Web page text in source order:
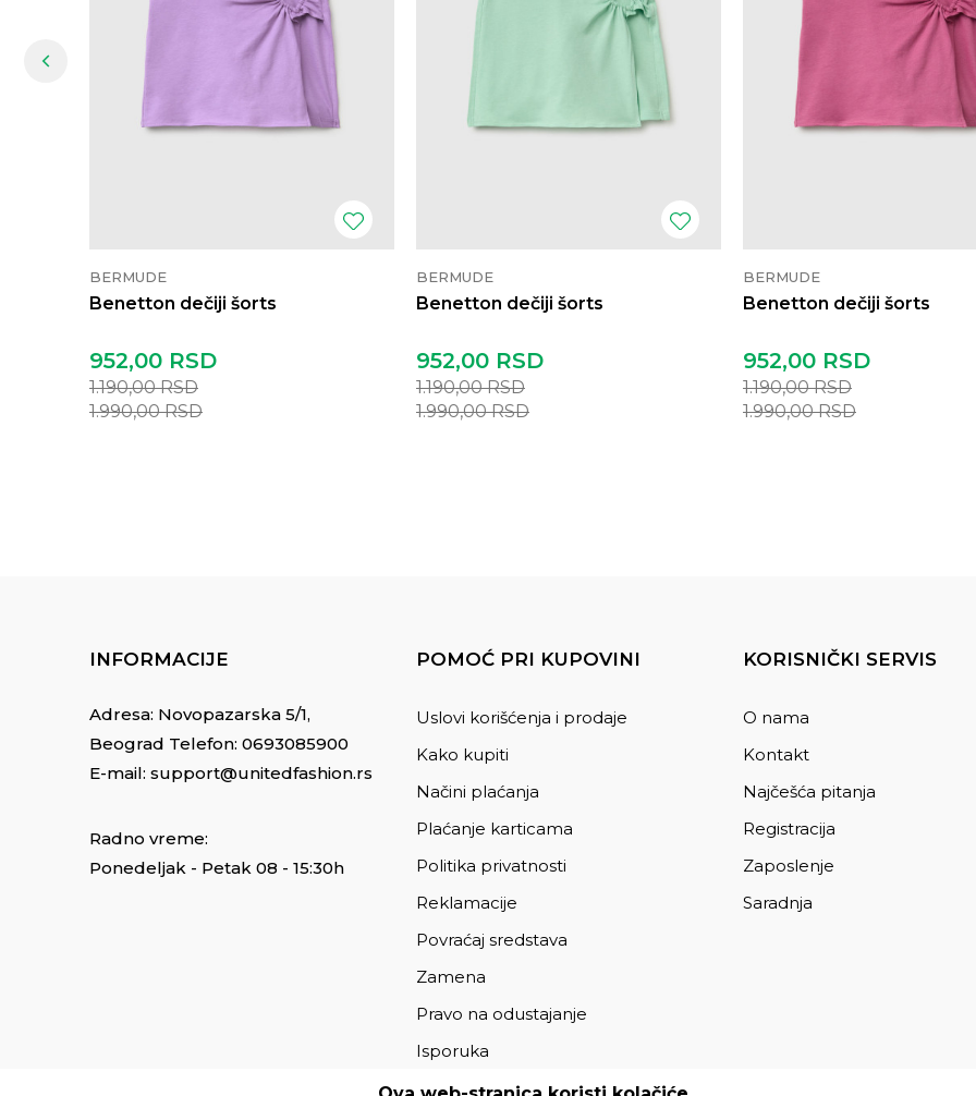
BERMUDE
Benetton dečiji šorts
952,00 RSD
1.190,00RSD
1.990,00RSD
BERMUDE
Benetton dečiji šorts
952,00 RSD
1.190,00RSD
1.990,00RSD
BERMUDE
Benetton dečiji šorts
952,00 RSD
1.190,00RSD
1.990,00RSD
INFORMACIJE
Adresa: Novopazarska 5/1,
Beograd Telefon: 0693085900
E-mail: support@unitedfashion.rs
Radno vreme:
Ponedeljak - Petak 08 - 15:30h
POMOĆ PRI KUPOVINI
Uslovi korišćenja i prodaje
Kako kupiti
Načini plaćanja
Plaćanje karticama
Politika privatnosti
Reklamacije
Povraćaj sredstava
Zamena
Pravo na odustajanje
Isporuka
KORISNIČKI SERVIS
O nama
Kontakt
Najčešća pitanja
Registracija
Zaposlenje
Saradnja